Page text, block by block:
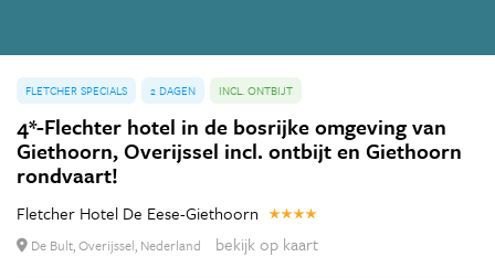
FLETCHER SPECIALS 2 DAGEN INCL. ONTBIJT
4*-Flechter hotel in de bosrijke omgeving van
Giethoorn, Overijssel incl. ontbijt en Giethoorn
rondvaart!
Fletcher Hotel De Eese-Giethoorn
De Bult, Overijssel, Nederland bekijk op kaart